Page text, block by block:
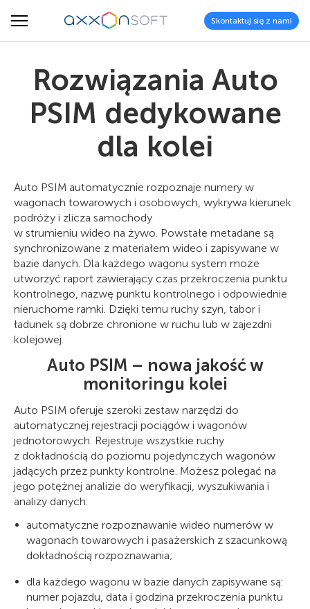
Skontaktuj się z nami
Rozwiązania Auto
PSIM dedykowane
dla kolei
Auto PSIM automatycznie rozpoznaje numery w
wagonach towarowych i osobowych, wykrywa kierunek
podróży i zlicza samochody
w strumieniu wideo na żywo. Powstałe metadane są
synchronizowane z materiałem wideo i zapisywane w
bazie danych. Dla każdego wagonu system może
utworzyć raport zawierający czas przekroczenia punktu
kontrolnego, nazwę punktu kontrolnego i odpowiednie
nieruchome ramki. Dzięki temu ruchy szyn, tabor i
ładunek są dobrze chronione w ruchu lub w zajezdni
kolejowej.
Auto PSIM – nowa jakość w
monitoringu kolei
Auto PSIM oferuje szeroki zestaw narzędzi do
automatycznej rejestracji pociągów i wagonów
jednotorowych. Rejestruje wszystkie ruchy
z dokładnością do poziomu pojedynczych wagonów
jadących przez punkty kontrolne. Możesz polegać na
jego potężnej analizie do weryfikacji, wyszukiwania i
analizy danych:
automatyczne rozpoznawanie wideo numerów w
wagonach towarowych i pasażerskich z szacunkową
dokładnością rozpoznawania;
dla każdego wagonu w bazie danych zapisywane są:
numer pojazdu, data i godzina przekroczenia punktu